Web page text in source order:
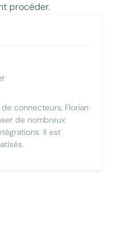
connecteurs, Florian
de nombreux
Il est
procéder.